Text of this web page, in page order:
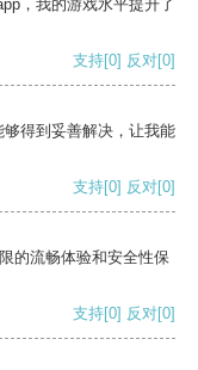
，我的游戏水平提升了
支持[0] 反对[0]
得到妥善解决，让我能
支持[0] 反对[0]
的流畅体验和安全性保
支持[0] 反对[0]